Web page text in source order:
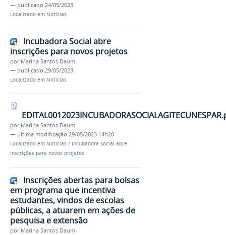
— publicado 24/05/2023
Localizado em Notícias
Incubadora Social abre
inscrições para novos projetos
por Marina Santos Daum
— publicado 29/05/2023
Localizado em Notícias
por Marina Santos Daum
— última modificação 29/05/2023 14h20
Localizado em Notícias / Incubadora Social abre
inscrições para novos projetos
Inscrições abertas para bolsas
em programa que incentiva
estudantes, vindos de escolas
públicas, a atuarem em ações de
pesquisa e extensão
por Marina Santos Daum